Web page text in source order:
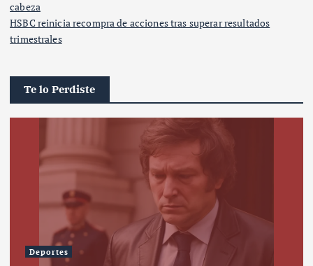
cabeza
HSBC reinicia recompra de acciones tras superar resultados
trimestrales
Te lo Perdiste
Deportes